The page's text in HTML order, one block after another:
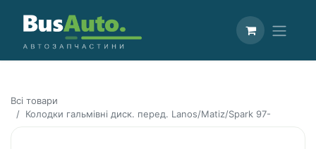
Всі товари
Колодки гальмівні диск. перед. Lanos/Matiz/Spark 97-